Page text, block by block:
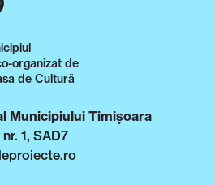
organizat de
de Cultură
Municipiului Timișoara
1, SAD7